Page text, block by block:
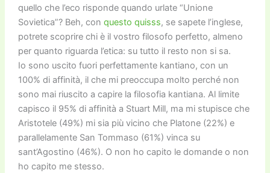
quello che l’eco risponde quando urlate “Unione
Sovietica”? Beh, con questo quisss, se sapete l’inglese,
potrete scoprire chi è il vostro filosofo perfetto, almeno
per quanto riguarda l’etica: su tutto il resto non si sa.
Io sono uscito fuori perfettamente kantiano, con un
100% di affinità, il che mi preoccupa molto perché non
sono mai riuscito a capire la filosofia kantiana. Al limite
capisco il 95% di affinità a Stuart Mill, ma mi stupisce che
Aristotele (49%) mi sia più vicino che Platone (22%) e
parallelamente San Tommaso (61%) vinca su
sant’Agostino (46%). O non ho capito le domande o non
ho capito me stesso.